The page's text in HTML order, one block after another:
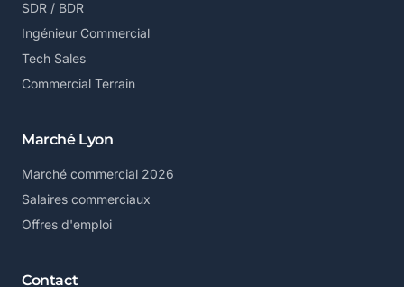
SDR / BDR
Ingénieur Commercial
Tech Sales
Commercial Terrain
Marché Lyon
Marché commercial 2026
Salaires commerciaux
Offres d'emploi
Contact